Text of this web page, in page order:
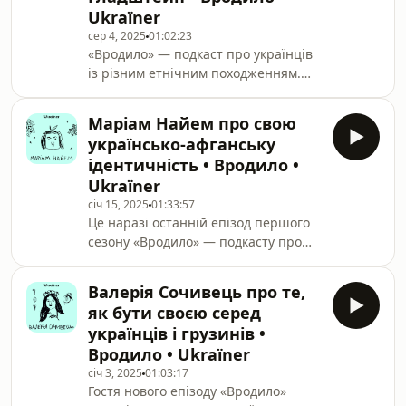
розкладом. Історії людей і
залізниці».Тато Марічки наполовину
литовець, мама українка. Говоримо
про рідні їй Литву та Миколаїв, як
це, вже будучи дорослою, д
Ukraїner
сер 4, 2025 01:02:23
«Вродило» — подкаст про українців
із різним етнічним походженням.
про деколонізацію, яка має
українське й афганське коріння, та
Ілля Гладштейн — кінопродюсер,
засновник кінотеатру КINO42, який
має єврейське коріння.Минулого
сезону в гостях були зокрема
українці з сакартвельським,
польським, нікарагуанським
корінням. У центрі розмови — з
Маріам Найем про свою
українсько-афганську
ідентичність • Вродило •
Ukraїner
січ 15, 2025 01:33:57
Це наразі останній епізод першого
сезону «Вродило» — подкасту про
ідентичність розповідає співведуча
Маріам Найем — культурологиня,
авторка подкасту про деколонізацію,
яка має українське й афганське
коріння. Розпитує Ілля Гладштейн —
кінопродюсер, засновник кінотеатру
Валерія Сочивець про те,
як бути своєю серед
українців і грузинів •
Вродило • Ukraїner
січ 3, 2025 01:03:17
Гостя нового епізоду «Вродило»